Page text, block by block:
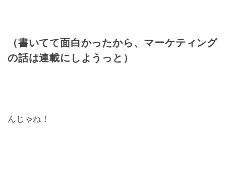
（書いてて面白かったから、マーケティング
の話は連載にしようっと）
んじゃね！